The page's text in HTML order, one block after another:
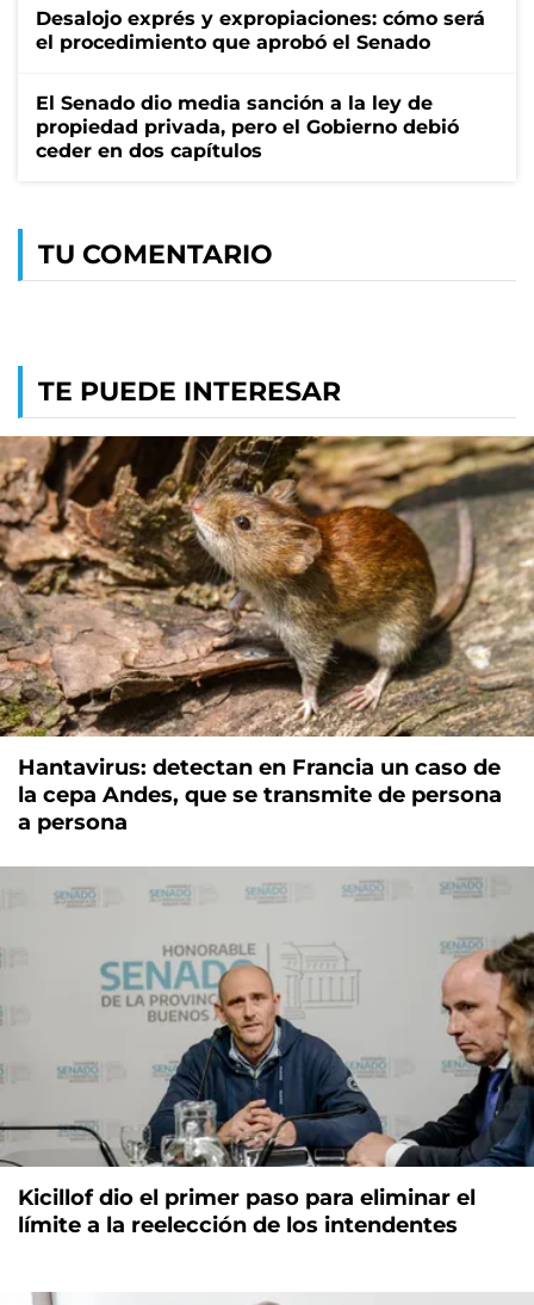
Desalojo exprés y expropiaciones: cómo será
el procedimiento que aprobó el Senado
El Senado dio media sanción a la ley de
propiedad privada, pero el Gobierno debió
ceder en dos capítulos
TU COMENTARIO
TE PUEDE INTERESAR
Hantavirus: detectan en Francia un caso de
la cepa Andes, que se transmite de persona
a persona
Kicillof dio el primer paso para eliminar el
límite a la reelección de los intendentes